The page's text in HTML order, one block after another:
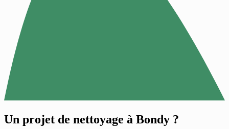
Un projet de nettoyage à Bondy ?